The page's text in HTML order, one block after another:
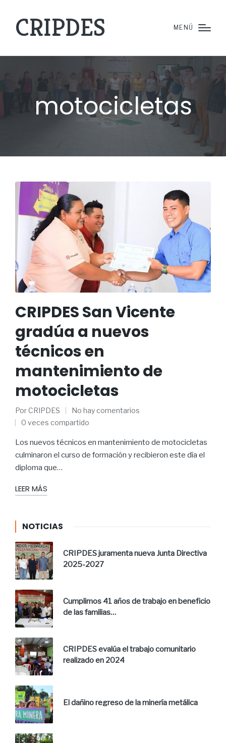
CRIPDES MENÚ
motocicletas
CRIPDES San Vicente
gradúa a nuevos
técnicos en
mantenimiento de
motocicletas
PorCRIPDES
No hay comentarios
0 veces compartido
Los nuevos técnicos en mantenimiento de motocicletas
culminaron el curso de formación y recibieron este día el
diploma que…
LEER MÁS
NOTICIAS
CRIPDES juramenta nueva Junta Directiva
2025-2027
Cumplimos 41 años de trabajo en beneficio
de las familias…
CRIPDES evalúa el trabajo comunitario
realizado en 2024
El dañino regreso de la minería metálica